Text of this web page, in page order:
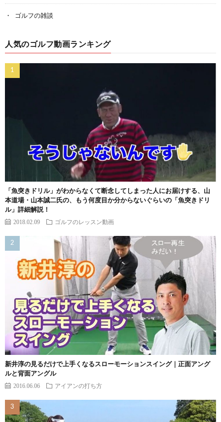
ゴルフの雑談
人気のゴルフ動画ランキング
「魚突きドリル」がわからなくて断念してしまった人にお届けする、山
本道場・山本誠二氏の、もう何度目か分からないぐらいの「魚突きドリ
ル」詳細解説！
2018.02.09 ゴルフのレッスン動画
新井淳の見るだけで上手くなるスローモーションスイング｜正面アング
ルと背面アングル
2016.06.06 アイアンの打ち方